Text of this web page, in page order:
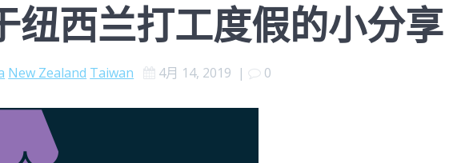
纽西兰打工度假的小分享
New Zealand Taiwan 4月 14, 2019 | 0